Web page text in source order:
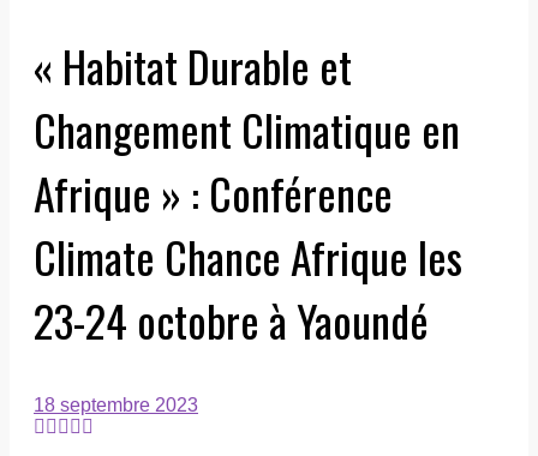
« Habitat Durable et
Changement Climatique en
Afrique » : Conférence
Climate Chance Afrique les
23-24 octobre à Yaoundé
18 septembre 2023